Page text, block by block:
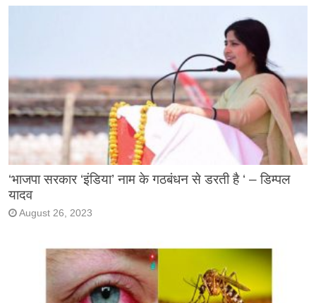
‘भाजपा सरकार ‘इंडिया’ नाम के गठबंधन से डरती है ‘ – डिम्पल
यादव
August 26, 2023